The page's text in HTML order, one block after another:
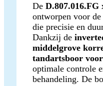
De D.807.016.FG
ontworpen voor
die precisie en
Dankzij de
middelgrove
tandartsboor
optimale controle
behandeling. De